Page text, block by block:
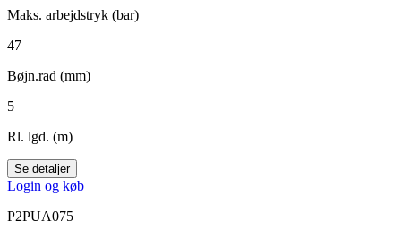
Maks. arbejdstryk (bar)
47
Bøjn.rad (mm)
5
Rl. lgd. (m)
Se detaljer
Login og køb
P2PUA075